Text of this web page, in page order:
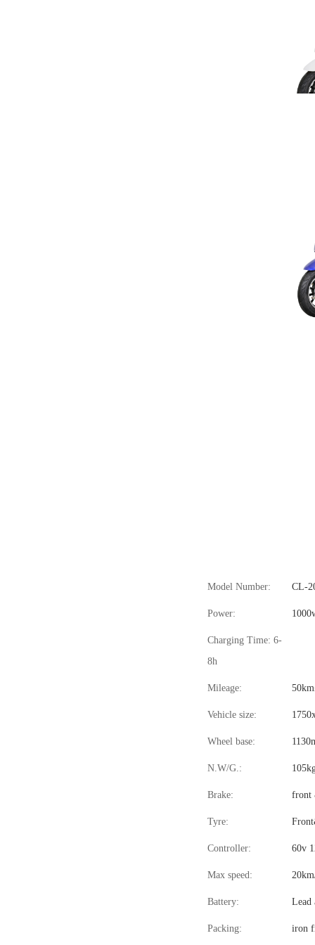
Model Number: CL-
Power:
Charging Time: 6-
8h
Mileage:
Vehicle size:
Wheel base:
N.W/G.:
Brake: front
Tyre:
Controller: 60v
Max speed:
Battery: Lead
Packing: iron